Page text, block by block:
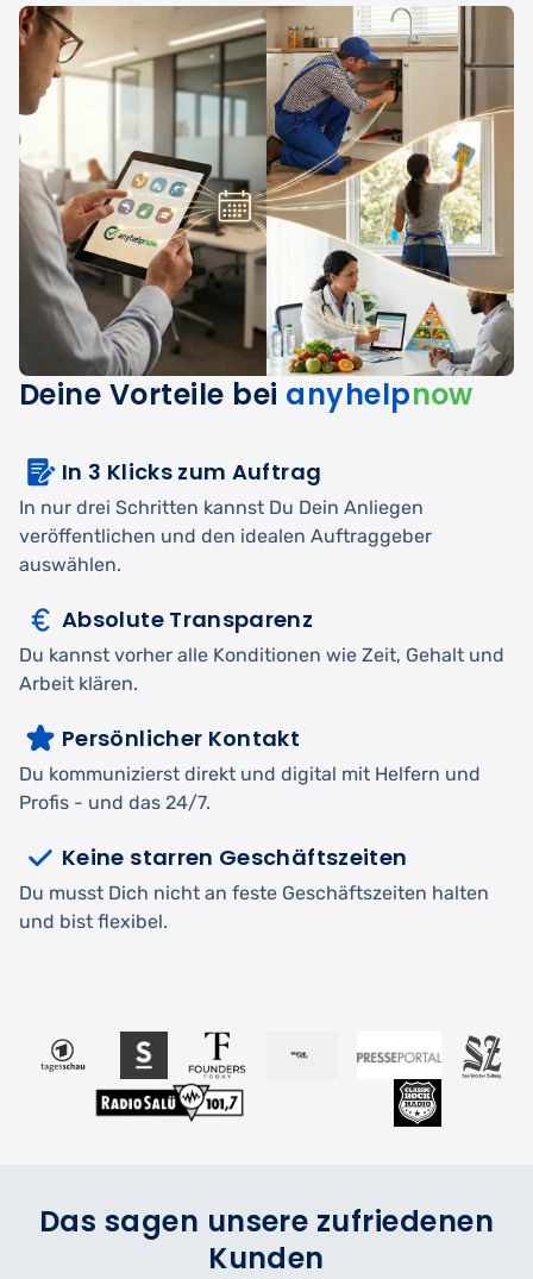
Deine Vorteile bei anyhelpnow
In 3 Klicks zum Auftrag
In nur drei Schritten kannst Du Dein Anliegen
veröffentlichen und den idealen Auftraggeber
auswählen.
Absolute Transparenz
Du kannst vorher alle Konditionen wie Zeit, Gehalt und
Arbeit klären.
Persönlicher Kontakt
Du kommunizierst direkt und digital mit Helfern und
Profis - und das 24/7.
Keine starren Geschäftszeiten
Du musst Dich nicht an feste Geschäftszeiten halten
und bist flexibel.
Das sagen unsere zufriedenen
Kunden